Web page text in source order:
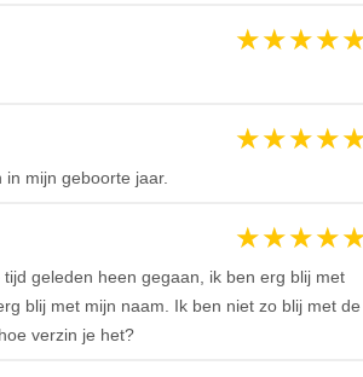
★★★★
★★★★
mijn geboorte jaar.
★★★★
geleden heen gegaan, ik ben erg blij met
blij met mijn naam. Ik ben niet zo blij met de
verzin je het?